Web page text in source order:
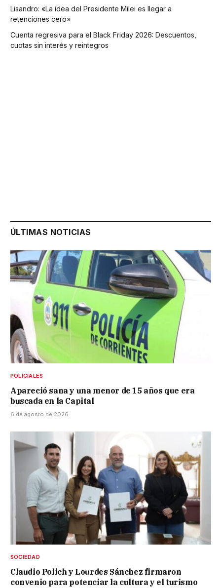
Lisandro: «La idea del Presidente Milei es llegar a
retenciones cero»
Cuenta regresiva para el Black Friday 2026: Descuentos,
cuotas sin interés y reintegros
ÚLTIMAS NOTICIAS
POLICIALES
Apareció sana y una menor de 15 años que era
buscada en la Capital
6 de agosto de 2026
SOCIEDAD
Claudio Polich y Lourdes Sánchez firmaron
convenio para potenciar la cultura y el turismo